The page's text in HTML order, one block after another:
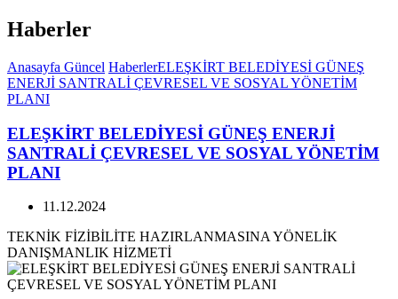
Haberler
Anasayfa Güncel HaberlerELEŞKİRT BELEDİYESİ GÜNEŞ
ENERJİ SANTRALİ ÇEVRESEL VE SOSYAL YÖNETİM
PLANI
ELEŞKİRT BELEDİYESİ GÜNEŞ ENERJİ
SANTRALİ ÇEVRESEL VE SOSYAL YÖNETİM
PLANI
11.12.2024
TEKNİK FİZİBİLİTE HAZIRLANMASINA YÖNELİK
DANIŞMANLIK HİZMETİ